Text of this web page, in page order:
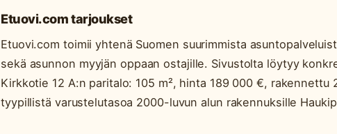
Etuovi.com tarjoukset
Etuovi.com toimii yhtenä Suomen suurimmista
sekä asunnon myyjän oppaan ostajille. Sivustolta löytyy
Kirkkotie 12 A:n paritalo: 105 m², hinta 189 000 €, rakennettu
tyypillistä varustelutasoa 2000-luvun alun rakennuksille